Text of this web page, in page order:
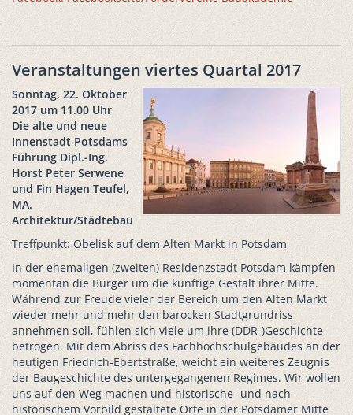
Veranstaltungen viertes Quartal 2017
Sonntag, 22. Oktober
2017 um 11.00 Uhr
Die alte und neue
Innenstadt Potsdams
Führung Dipl.-Ing.
Horst Peter Serwene
und Fin Hagen Teufel,
MA.
Architektur/Städtebau
Treffpunkt: Obelisk auf dem Alten Markt in Potsdam
In der ehemaligen (zweiten) Residenzstadt Potsdam kämpfen
momentan die Bürger um die künftige Gestalt ihrer Mitte.
Während zur Freude vieler der Bereich um den Alten Markt
wieder mehr und mehr den barocken Stadtgrundriss
annehmen soll, fühlen sich viele um ihre (DDR-)Geschichte
betrogen. Mit dem Abriss des Fachhochschulgebäudes an der
heutigen Friedrich-Ebertstraße, weicht ein weiteres Zeugnis
der Baugeschichte des untergegangenen Regimes. Wir wollen
uns auf den Weg machen und historische- und nach
historischem Vorbild gestaltete Orte in der Potsdamer Mitte